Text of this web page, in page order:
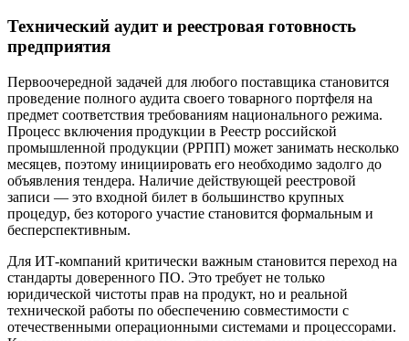
Технический аудит и реестровая готовность
предприятия
Первоочередной задачей для любого поставщика становится
проведение полного аудита своего товарного портфеля на
предмет соответствия требованиям национального режима.
Процесс включения продукции в Реестр российской
промышленной продукции (РРПП) может занимать несколько
месяцев, поэтому инициировать его необходимо задолго до
объявления тендера. Наличие действующей реестровой
записи — это входной билет в большинство крупных
процедур, без которого участие становится формальным и
бесперспективным.
Для ИТ-компаний критически важным становится переход на
стандарты доверенного ПО. Это требует не только
юридической чистоты прав на продукт, но и реальной
технической работы по обеспечению совместимости с
отечественными операционными системами и процессорами.